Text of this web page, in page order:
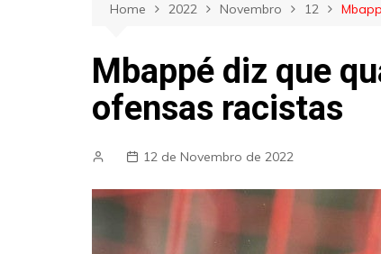
Home 2022 Novembro 12
Mbappé diz que
ofensas racistas
12 de Novembro de 2022